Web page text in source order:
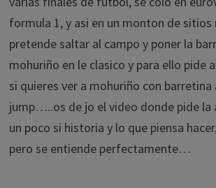
formula 1, y asi en un monton de sitios
pretende saltar al campo y poner la
mohuriño en le clasico y para ello pide
si quieres ver a mohuriño con
jump…..os de jo el video donde pide la
un poco si historia y lo que piensa
pero se entiende perfectamente…